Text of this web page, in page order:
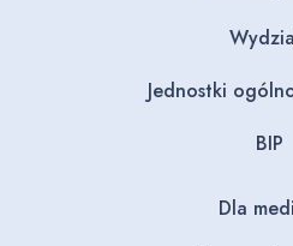
Jednostki
BIP
Dla